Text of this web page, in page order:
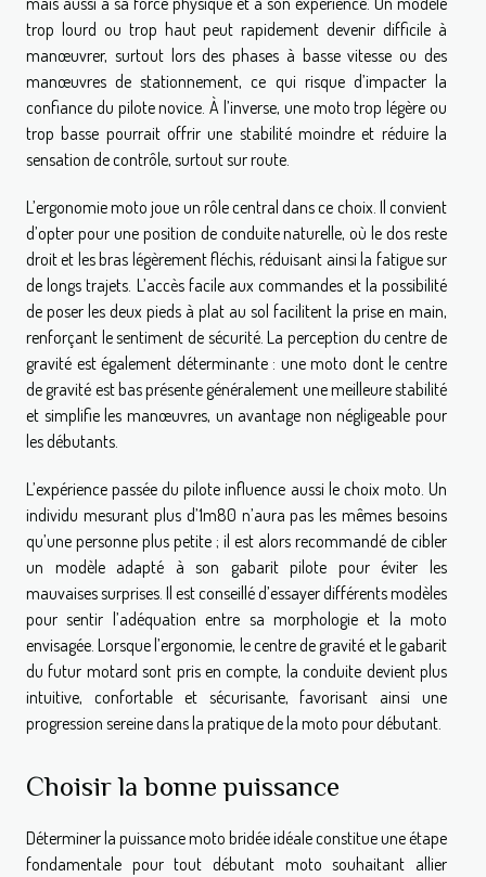
trop lourd ou trop haut peut rapidement devenir difficile à
manœuvrer, surtout lors des phases à basse vitesse ou des
manœuvres de stationnement, ce qui risque d’impacter la
confiance du pilote novice. À l’inverse, une moto trop légère ou
trop basse pourrait offrir une stabilité moindre et réduire la
sensation de contrôle, surtout sur route.
L’ergonomie moto joue un rôle central dans ce choix. Il convient
d’opter pour une position de conduite naturelle, où le dos reste
droit et les bras légèrement fléchis, réduisant ainsi la fatigue sur
de longs trajets. L’accès facile aux commandes et la possibilité
de poser les deux pieds à plat au sol facilitent la prise en main,
renforçant le sentiment de sécurité. La perception du centre de
gravité est également déterminante : une moto dont le centre
de gravité est bas présente généralement une meilleure stabilité
et simplifie les manœuvres, un avantage non négligeable pour
les débutants.
L’expérience passée du pilote influence aussi le choix moto. Un
individu mesurant plus d’1m80 n’aura pas les mêmes besoins
qu’une personne plus petite ; il est alors recommandé de cibler
un modèle adapté à son gabarit pilote pour éviter les
mauvaises surprises. Il est conseillé d’essayer différents modèles
pour sentir l’adéquation entre sa morphologie et la moto
envisagée. Lorsque l’ergonomie, le centre de gravité et le gabarit
du futur motard sont pris en compte, la conduite devient plus
intuitive, confortable et sécurisante, favorisant ainsi une
progression sereine dans la pratique de la moto pour débutant.
Choisir la bonne puissance
Déterminer la puissance moto bridée idéale constitue une étape
fondamentale pour tout débutant moto souhaitant allier